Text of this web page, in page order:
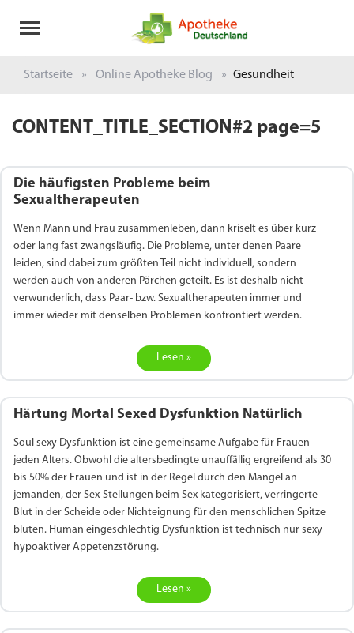
Startseite Online Apotheke Blog Gesundheit
CONTENT_TITLE_SECTION#2 page=5
Die häufigsten Probleme beim
Sexualtherapeuten
Wenn Mann und Frau zusammenleben, dann kriselt es über kurz
oder lang fast zwangsläufig. Die Probleme, unter denen Paare
leiden, sind dabei zum größten Teil nicht individuell, sondern
werden auch von anderen Pärchen geteilt. Es ist deshalb nicht
verwunderlich, dass Paar- bzw. Sexualtherapeuten immer und
immer wieder mit denselben Problemen konfrontiert werden.
Lesen »
Härtung Mortal Sexed Dysfunktion Natürlich
Soul sexy Dysfunktion ist eine gemeinsame Aufgabe für Frauen
jeden Alters. Obwohl die altersbedingte unauffällig ergreifend als 30
bis 50% der Frauen und ist in der Regel durch den Mangel an
jemanden, der Sex-Stellungen beim Sex kategorisiert, verringerte
Blut in der Scheide oder Nichteignung für den menschlichen Spitze
bluten. Human eingeschlechtig Dysfunktion ist technisch nur sexy
hypoaktiver Appetenzstörung.
Lesen »